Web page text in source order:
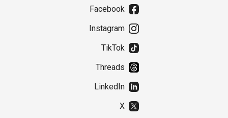
Facebook
Instagram
TikTok
Threads
LinkedIn
X